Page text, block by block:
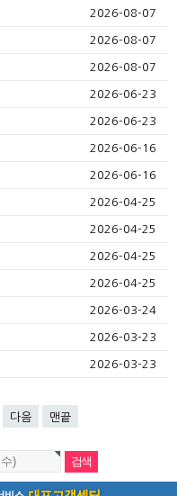
2026-08-07
2026-08-07
2026-08-07
2026-06-23
2026-06-23
2026-06-16
2026-06-16
2026-04-25
2026-04-25
2026-04-25
2026-04-25
2026-03-24
2026-03-23
2026-03-23
다음 맨끝